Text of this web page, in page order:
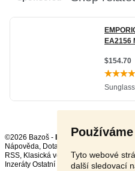
Tyto webové
další sledovací
©2026 Bazoš -
Inzerce, Bazar
Nápověda, Dotazy
RSS,
Inzeráty Ostatní celkem:150100, za 24